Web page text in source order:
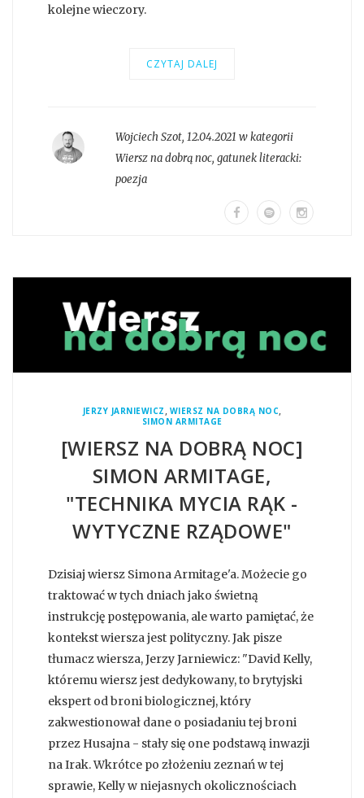
kolejne wieczory.
CZYTAJ DALEJ
Wojciech Szot, 12.04.2021 w kategorii
Wiersz na dobrą noc, gatunek literacki:
poezja
JERZY JARNIEWICZ , WIERSZ NA DOBRĄ NOC,
SIMON ARMITAGE
[WIERSZ NA DOBRĄ NOC]
SIMON ARMITAGE,
"TECHNIKA MYCIA RĄK -
WYTYCZNE RZĄDOWE"
Dzisiaj wiersz Simona Armitage'a. Możecie go
traktować w tych dniach jako świetną
instrukcję postępowania, ale warto pamiętać, że
kontekst wiersza jest polityczny. Jak pisze
tłumacz wiersza, Jerzy Jarniewicz: "David Kelly,
któremu wiersz jest dedykowany, to brytyjski
ekspert od broni biologicznej, który
zakwestionował dane o posiadaniu tej broni
przez Husajna - stały się one podstawą inwazji
na Irak. Wkrótce po złożeniu zeznań w tej
sprawie, Kelly w niejasnych okolicznościach